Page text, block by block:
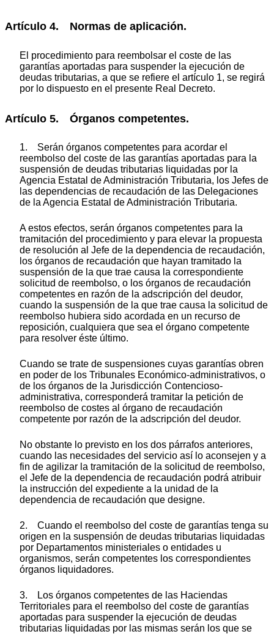
Artículo 4. Normas de aplicación.
El procedimiento para reembolsar el coste de las
garantías aportadas para suspender la ejecución de
deudas tributarias, a que se refiere el artículo 1, se regirá
por lo dispuesto en el presente Real Decreto.
Artículo 5. Órganos competentes.
1. Serán órganos competentes para acordar el
reembolso del coste de las garantías aportadas para la
suspensión de deudas tributarias liquidadas por la
Agencia Estatal de Administración Tributaria, los Jefes de
las dependencias de recaudación de las Delegaciones
de la Agencia Estatal de Administración Tributaria.
A estos efectos, serán órganos competentes para la
tramitación del procedimiento y para elevar la propuesta
de resolución al Jefe de la dependencia de recaudación,
los órganos de recaudación que hayan tramitado la
suspensión de la que trae causa la correspondiente
solicitud de reembolso, o los órganos de recaudación
competentes en razón de la adscripción del deudor,
cuando la suspensión de la que trae causa la solicitud de
reembolso hubiera sido acordada en un recurso de
reposición, cualquiera que sea el órgano competente
para resolver éste último.
Cuando se trate de suspensiones cuyas garantías obren
en poder de los Tribunales Económico-administrativos, o
de los órganos de la Jurisdicción Contencioso-
administrativa, corresponderá tramitar la petición de
reembolso de costes al órgano de recaudación
competente por razón de la adscripción del deudor.
No obstante lo previsto en los dos párrafos anteriores,
cuando las necesidades del servicio así lo aconsejen y a
fin de agilizar la tramitación de la solicitud de reembolso,
el Jefe de la dependencia de recaudación podrá atribuir
la instrucción del expediente a la unidad de la
dependencia de recaudación que designe.
2. Cuando el reembolso del coste de garantías tenga su
origen en la suspensión de deudas tributarias liquidadas
por Departamentos ministeriales o entidades u
organismos, serán competentes los correspondientes
órganos liquidadores.
3. Los órganos competentes de las Haciendas
Territoriales para el reembolso del coste de garantías
aportadas para suspender la ejecución de deudas
tributarias liquidadas por las mismas serán los que se